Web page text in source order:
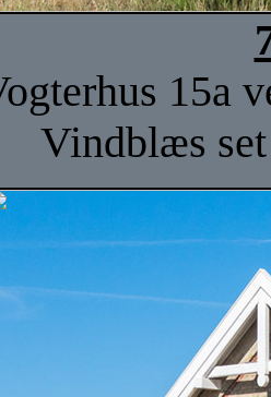
15a
Vindblæs